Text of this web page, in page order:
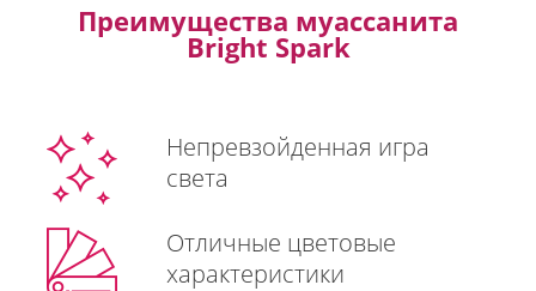
Преимущества муассанита
Bright Spark
Непревзойденная игра
света
Отличные цветовые
характеристики